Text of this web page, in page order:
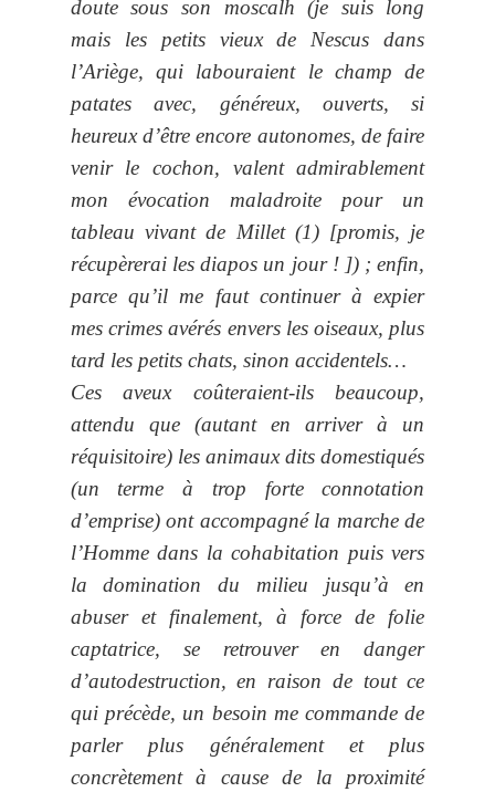
doute sous son moscalh (je suis long
mais les petits vieux de Nescus dans
l’Ariège, qui labouraient le champ de
patates avec, généreux, ouverts, si
heureux d’être encore autonomes, de faire
venir le cochon, valent admirablement
mon évocation maladroite pour un
tableau vivant de Millet (1) [promis, je
récupèrerai les diapos un jour ! ]) ; enfin,
parce qu’il me faut continuer à expier
mes crimes avérés envers les oiseaux, plus
tard les petits chats, sinon accidentels…
Ces aveux coûteraient-ils beaucoup,
attendu que (autant en arriver à un
réquisitoire) les animaux dits domestiqués
(un terme à trop forte connotation
d’emprise) ont accompagné la marche de
l’Homme dans la cohabitation puis vers
la domination du milieu jusqu’à en
abuser et finalement, à force de folie
captatrice, se retrouver en danger
d’autodestruction, en raison de tout ce
qui précède, un besoin me commande de
parler plus généralement et plus
concrètement à cause de la proximité